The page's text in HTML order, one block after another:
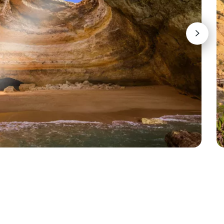
via telefoonnummer: 0547-284488
de supermarkt